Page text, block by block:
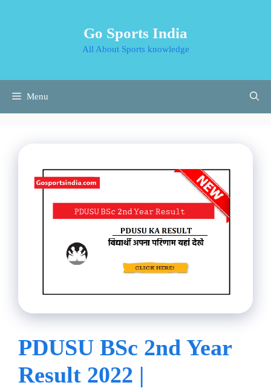
Go Sports India
All About Sports knowledge
Menu
PDUSU BSc 2nd Year
Result 2022 |